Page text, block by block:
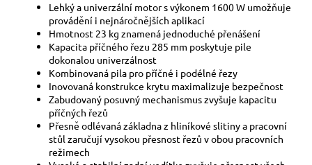
Lehký a univerzální motor s výkonem 1600 W umožňuje
provádění i nejnáročnějších aplikací
Hmotnost 23 kg znamená jednoduché přenášení
Kapacita příčného řezu 285 mm poskytuje pile
dokonalou univerzálnost
Kombinovaná pila pro příčné i podélné řezy
Inovovaná konstrukce krytu maximalizuje bezpečnost
Zabudovaný posuvný mechanismus zvyšuje kapacitu
příčných řezů
Přesně odlévaná základna z hliníkové slitiny a pracovní
stůl zaručují vysokou přesnost řezů v obou pracovních
režimech